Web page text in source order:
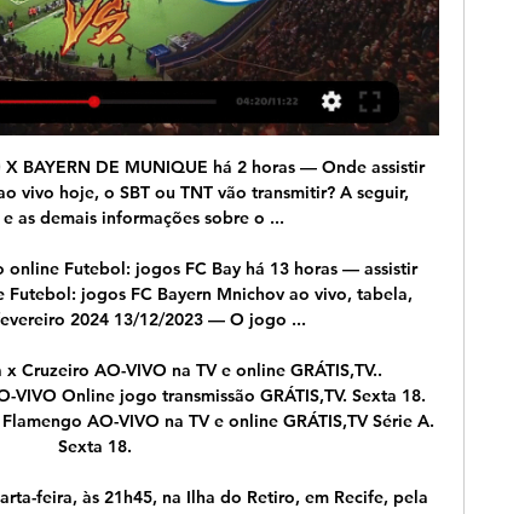
Tijuca Jacarepagua Santa Teresa Recreio dos Bandeirantes Ramos Copacabana Ipanema Leme Flamengo Botafogo Gávea Barra da Tijuca Leblon Laranjeiras Lagoa Joá Jardim Botanico Humaita Cosme Velho Bonsucesso Olaria Rio de Janeiro RJ.

benfica, chaves, expulsões, Zivkovic. Encarnados regressam a Trás-os-Montes para um confronto entre equipas invictas na Liga 2016/17. Expulsões, sofrimento pela margem mínima, golos nos minutos finais, emoção a rodos. Eis um Desp. Chaves-Benfica num resumo histórico..

Lazio x Bayern de Munique: escalações e onde assistir há 16 horas — Lazio x Bayern de Munique: escalações e onde assistir MÁS NOTICIAS. Ver más historias · Imagen de vista previa para EN VIVO: al descanso, el Madrid firma 45.

Lazio x Bayern de Munique: onde assistir ao jogo da há 7 horas — Nesta quarta-feira (14), Lazio e Bayern de Munique jogam pela partida de ida das oitavas-de-final da UEFA Champions League 2023/24.

O evento ao vivo Eslovênia Portugal (e grátis transmissão de video em directo online) começa em 24.6.2018. às 16:00 (Hora UTC) como parte do Mediteranean Games, Women, International.

Afinal, vivemos conectados, somos um elo que une passado, presente e futuro dentro de imagens, sons e sentimentos que o tempo não apaga. Trabalhamos na certeza de que coisas eternas são simples assim. Bem-vindo à nova fase da SET DIGITAL! E obrigado por ser parte dessa nossa jornada! #SETdigital @ …

Assistir Lazio x Bayern de Munique ao vivo Grátis HD 14/02 há 16 minutos — Assista Lazio x Bayern de Munique ao vivo pelo Champions League a partir das 17h00 (de Brasília) com transmissão exclusiva do canal HBO MAX.

Benfica derrota Santa Clara.. A visita aos Açores tornou-se mais simples do que o previsto bem cedo, por demérito da defesa do Santa Clara, e os. 11-01-2019 21:01 E 231. Ficha do Jogo. Santa Clara. 1. Serginho. 91.. Para marcar este jogo como um dos que assistiu ao vivo é …

A palavra “sucessão” pode ser entendida como a transmissão de bens de um indivíduo, em decorrência de sua morte. O administrador provisório do espólio será determinado de acordo com a disposição do artigo1.7977 doCódigo Civill, nestes termos: Art. 1.797.

LOURENÇO MARQUES - ANOS 60 - Moçambique, conhecido oficialmente como República de Moçambique . Entre o primeiro e o quinto século d.C., povos bantos migraram de regiões do norte e oeste para essa região.

Ao lado do filho, o prefeito de São Paulo, Bruno Covas (PSDB), divulgou um vídeo em suas redes sociais em que fala sobre o câncer e a primeira sessão de quimioterapia. Covas também agradeceu as mensagens de apoio que recebeu desde o diagnóstico.

Nos preparativos para uma sequência de quatro partidas fora de casa pelo NBB, o São José Basketball teve o treino de domingo interrompido por um bom motivo. No ginásio Linneu de Moura, destaque para a visita especial de um fã e torcedor. Arthur, de 14 anos, foi conhecer e …

A partida também terá transmissão pela internet na TV FPF, administrada pela Federação Paulista, e também da TV Locomotiva do ABC. Pelo mesmo grupo, mais quatro partidas. O terceiro colocado Primavera enfrenta o quinto colocado, Jabaquara. O quarto colocado, Elosport joga contra vice-lanterna, Barcelona.

Enfim, o lateral-direito Rafinha chegou ao Rio para iniciar sua trajetória no Flamengo. Após meses de negociações, o jogador desembarcou ontem no Aeroporto Santos Dumont, onde recebeu os primeiros abraços calorosos dos rubro-negros. Ele será apresent...

No terceiro tempo, a UD Oliveirense veio disposta a alargar a vantagem, para depois geri-la no final. E foi isso mesmo que aconteceu. O jogo registou a maior diferença entre as equipas à passagem do minuto 26, quando a Oliveirense vencia os minhotos por 56-41.

Lazio x Bayern de Munique: escalações e onde assistir há 21 horas — No Estádio Olímpico de Roma, equipes se enfrentam pelo jogo de ida das oitavas de final da Champions.

O grupo Globo escalou Luís Roberto para narrar a partida entre Flamengo x Santos, sábado (14), às 17h, no Maracanã. O clássico vai decidir o título simbólico do primeiro turno do Campeonato Brasileiro e todos os ingressos já se esgotaram. A transmissão será exclusiva do Premiere. O time carioca joga pelo empate para terminar o turno.

O campeonato acontecerá de 21 á 25 de abril, no ginásio do Clube Internacional de Regatas e contará com a participação dos medalhistas de prata Badalhoca, Willian, moreno que estarão representando a cidade de Santos pela equipe da AFC/Usiminas.

A transmissão ao vivo se encontra disponível no nosso Instagram Armazém para componentes aeronáuticos já está pronto O hangar de manutenção está em linha com uma série de medidas adotadas para consolidar as operações da empresa no seu principal hub (centro de conexões) internacional em Guarulhos.

Sporting, detentor do troféu, eliminado da Taça pelo Alverca. O Sporting, detentor do título, foi hoje eliminado na terceira eliminatória da Taça de Portugal em futebol, ao perder em casa do Alverca, do Campeonato de Portugal, por 2-0.

Estou trabalhando na cidade do Rio de Janeiro capital, atendendo na Barra da Tijuca, onde tenho local, com estacionamento, trabalho 24 horas. Podemos tirar dúvidas e …

Cada um dos nossos clientes é único. O objetivo essencial da LINCE é satisfazer todos os clientes, estar em sintonia com os seus desejos e antecipar suas necessidades. Como especialista no mercado imobiliário, a LINCE sente que é seu dever cumprir as expectativas quer do comprador quer do vendedor.

Santa Rita, modelo exemplar das esposas, Rogai por nós! Santa Rita, coroada com os espinhos de Cristo crucificado, Rogai por nós! Santa Rita, valioso auxilio em todas as necessidades, Rogai por nós! Santa Rita, sol brilhante da Igreja católica, Rogai por nós! Pelo inexplicável gozo que tivestes no dia da vossa profissão, Amparai esta.

Informações para nos contatar, mapa e direções, formulário para nos contatar, horário de funcionamento, serviços, classificações, fotos, vídeos e anúncios de Yasmim Modas Intimas, Travessa Dezessete, Rio de Janeiro.

Ovarense x UD Oliveirense - LPB Placard Basquetebol 2019/20. O regresso do campeão nacional. Mais galerias e fotografias. D. Títulos (11) Competições Nacionais (11) 2. 0. Liga Portuguesa de Basquetebol. 1. 0. Taça de Portugal de